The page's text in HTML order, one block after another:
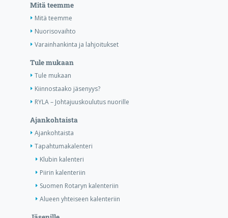
Mitä teemme
Mitä teemme
Nuorisovaihto
Varainhankinta ja lahjoitukset
Tule mukaan
Tule mukaan
Kiinnostaako jäsenyys?
RYLA – Johtajuuskoulutus nuorille
Ajankohtaista
Ajankohtaista
Tapahtumakalenteri
Klubin kalenteri
Piirin kalenteriin
Suomen Rotaryn kalenteriin
Alueen yhteiseen kalenteriin